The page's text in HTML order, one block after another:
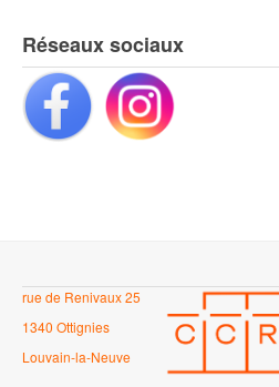
Réseaux sociaux
rue de Renivaux 25
1340 Ottignies
Louvain-la-Neuve